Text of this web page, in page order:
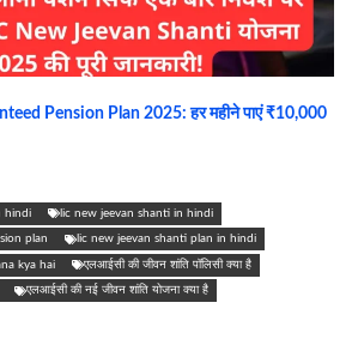
Pension Plan 2025: हर महीने पाएं ₹10,000
hindi ‎lic new jeevan shanti in hindi
plan ‎lic new jeevan shanti plan in hindi
kya hai ‎एलआईसी की जीवन शांति पॉलिसी क्या है
‎एलआईसी की नई जीवन शांति योजना क्या है